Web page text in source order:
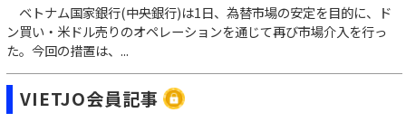
ベトナム国家銀行(中央銀行)は1日、為替市場の安定を目的に、ド
ン買い・米ドル売りのオペレーションを通じて再び市場介入を行っ
た。今回の措置は、...
VIETJO会員記事